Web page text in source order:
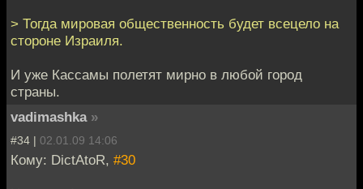
> Тогда мировая общественность будет всецело на
стороне Израиля.
И уже Кассамы полетят мирно в любой город
страны.
vadimashka »
#34 | 02.01.09 14:06
Кому: DictAtoR, #30